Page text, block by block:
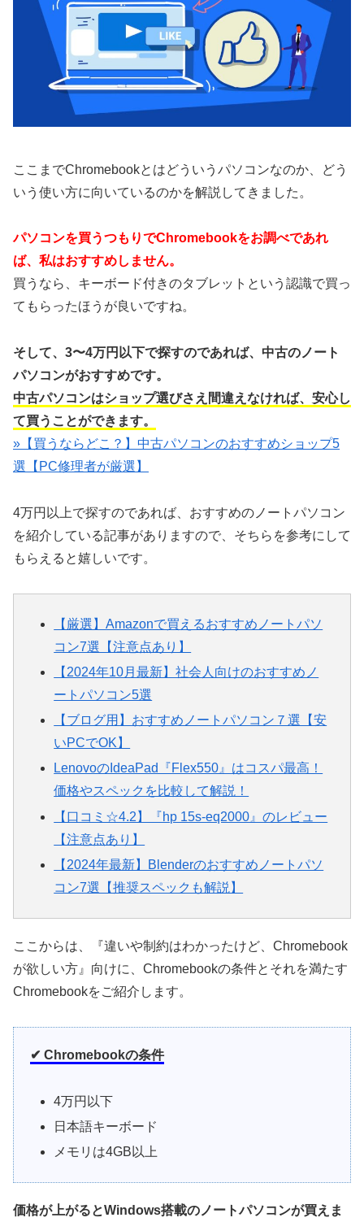
ここまでChromebookとはどういうパソコンなのか、どう
いう使い方に向いているのかを解説してきました。
パソコンを買うつもりでChromebookをお調べであれ
ば、私はおすすめしません。
買うなら、キーボード付きのタブレットという認識で買っ
てもらったほうが良いですね。
そして、3〜4万円以下で探すのであれば、中古のノート
パソコンがおすすめです。
中古パソコンはショップ選びさえ間違えなければ、安心し
て買うことができます。
»【買うならどこ？】中古パソコンのおすすめショップ5
選【PC修理者が厳選】
4万円以上で探すのであれば、おすすめのノートパソコン
を紹介している記事がありますので、そちらを参考にして
もらえると嬉しいです。
【厳選】Amazonで買えるおすすめノートパソ
コン7選【注意点あり】
【2024年10月最新】社会人向けのおすすめノ
ートパソコン5選
【ブログ用】おすすめノートパソコン７選【安
いPCでOK】
LenovoのIdeaPad『Flex550』はコスパ最高！
価格やスペックを比較して解説！
【口コミ☆4.2】『hp 15s-eq2000』のレビュー
【注意点あり】
【2024年最新】Blenderのおすすめノートパソ
コン7選【推奨スペックも解説】
ここからは、『違いや制約はわかったけど、Chromebook
が欲しい方』向けに、Chromebookの条件とそれを満たす
Chromebookをご紹介します。
✔ Chromebookの条件
4万円以下
日本語キーボード
メモリは4GB以上
価格が上がるとWindows搭載のノートパソコンが買えま